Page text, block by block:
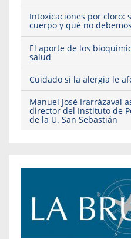
Intoxicaciones por cloro:
cuerpo y qué no
El aporte de los
salud
Cuidado si la alergia le
Manuel José Irarrázaval
director del Instituto de
de la U. San Sebastián